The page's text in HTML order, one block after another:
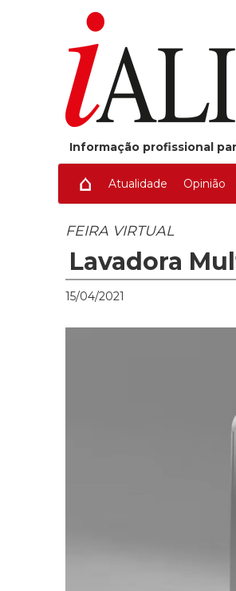
Informação profissional
Atualidade Opinião
FEIRA VIRTUAL
Lavadora
15/04/2021